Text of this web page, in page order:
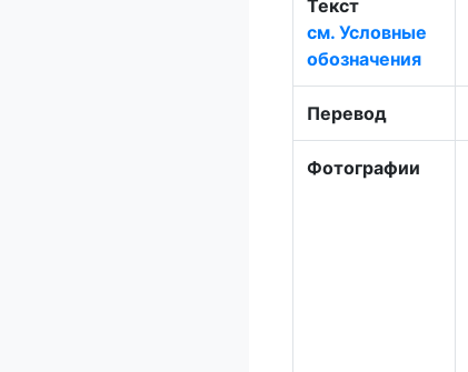
Текст
см. Условные
обозначения
Перевод
Фотографии